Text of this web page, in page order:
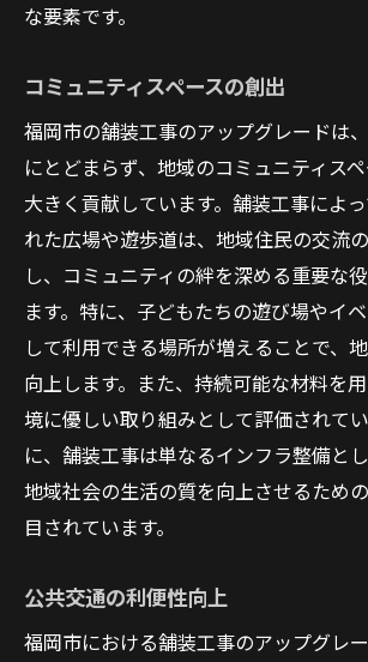
な要素です。
コミュニティスペースの創出
福岡市の舗装工事のアップグレードは
にとどまらず、地域のコミュニティス
大きく貢献しています。舗装工事によ
れた広場や遊歩道は、地域住民の交流
し、コミュニティの絆を深める重要な
ます。特に、子どもたちの遊び場やイ
して利用できる場所が増えることで、
向上します。また、持続可能な材料を
境に優しい取り組みとして評価されて
に、舗装工事は単なるインフラ整備と
地域社会の生活の質を向上させるため
目されています。
公共交通の利便性向上
福岡市における舗装工事のアップグレ